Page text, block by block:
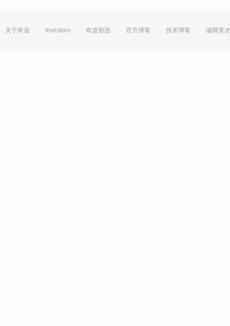
关于有道 Investors 有道智选 官方博客 技术博客 诚聘英才